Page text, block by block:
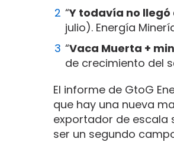
“Y todavía no llegó
julio). Energía
“Vaca Muerta +
de crecimiento del
El informe de GtoG
que hay una nueva
exportador de escala
ser un segundo